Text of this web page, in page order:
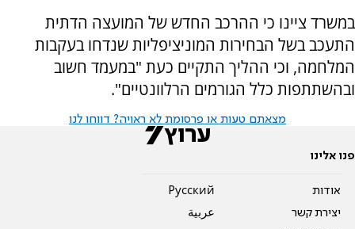
במשרד ציינו כי ההרכב החדש של המועצה הדתית
התעכב בשל הבחירות המוניציפליות שנדחו בעקבות
המלחמה, וכי ההליך התקיים כעת "במעמד חשוב
ובהשתתפות כלל הגורמים הרלוונטיים".
מצאתם טעות או פרסומת לא ראויה? דווחו לנו
פנו אלינו
אודות
יצירת קשר
Pусский
عربية